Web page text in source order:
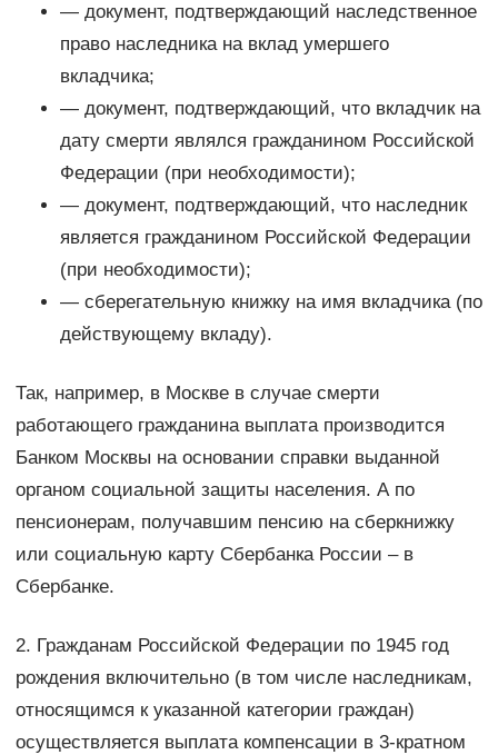
— документ, подтверждающий наследственное
право наследника на вклад умершего
вкладчика;
— документ, подтверждающий, что вкладчик на
дату смерти являлся гражданином Российской
Федерации (при необходимости);
— документ, подтверждающий, что наследник
является гражданином Российской Федерации
(при необходимости);
— сберегательную книжку на имя вкладчика (по
действующему вкладу).
Так, например, в Москве в случае смерти
работающего гражданина выплата производится
Банком Москвы на основании справки выданной
органом социальной защиты населения. А по
пенсионерам, получавшим пенсию на сберкнижку
или социальную карту Сбербанка России – в
Сбербанке.
2. Гражданам Российской Федерации по 1945 год
рождения включительно (в том числе наследникам,
относящимся к указанной категории граждан)
осуществляется выплата компенсации в 3-кратном